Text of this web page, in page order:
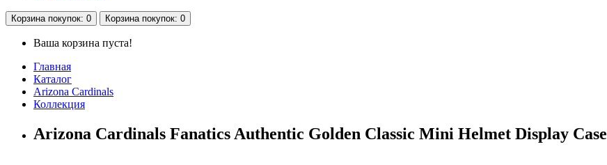
Корзина покупок: 0 Корзина покупок: 0
Ваша корзина пуста!
Главная
Каталог
Arizona Cardinals
Коллекция
Arizona Cardinals Fanatics Authentic Golden Classic Mini Helmet Display Case